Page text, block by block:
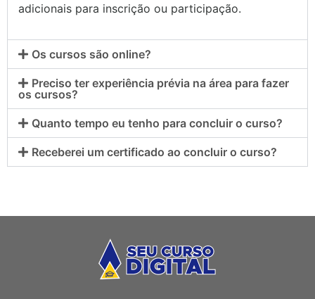
adicionais para inscrição ou participação.
Os cursos são online?
Preciso ter experiência prévia na área para fazer
os cursos?
Quanto tempo eu tenho para concluir o curso?
Receberei um certificado ao concluir o curso?